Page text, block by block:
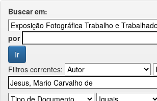
Buscar em:
por
Filtros correntes: